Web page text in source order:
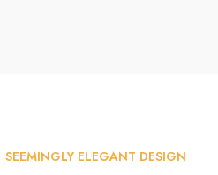
SEEMINGLY ELEGANT DESIGN